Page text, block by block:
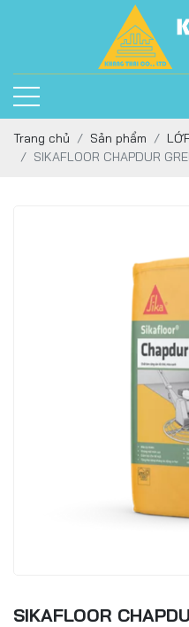
Trang chủ Sản phẩm
SIKAFLOOR CHAPDUR
SIKAFLOOR